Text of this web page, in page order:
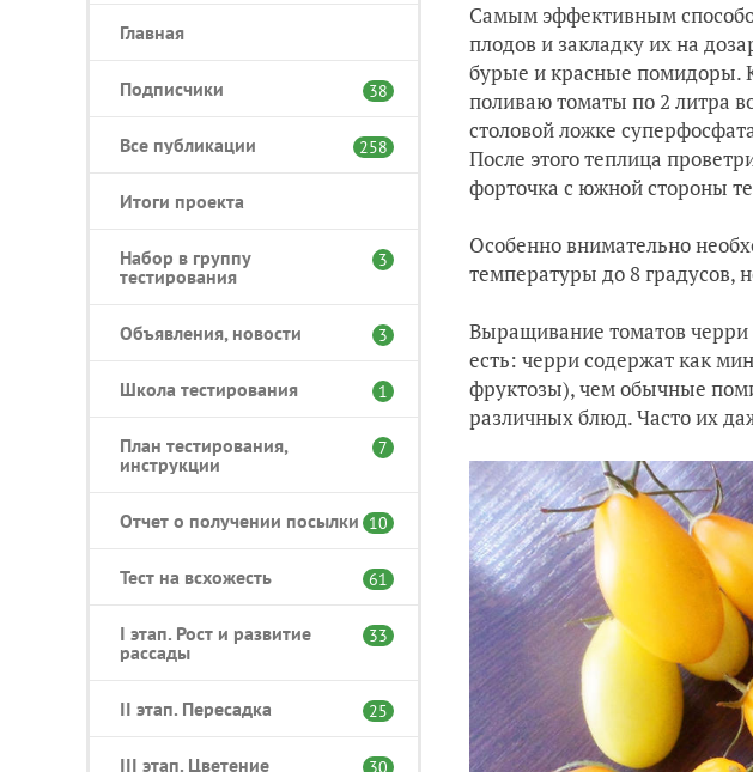
Главная
Подписчики 38
Все публикации 258
Итоги проекта
Набор в группу
тестирования
3
Объявления, новости 3
Школа тестирования 1
План тестирования,
инструкции
7
Отчет о получении посылки 10
Тест на всхожесть 61
I этап. Рост и развитие
рассады
33
II этап. Пересадка 25
III этап. Цветение 30
Самым эффективным
плодов и закладку их на
бурые и красные помидоры.
поливаю томаты по 2 литра
столовой ложке
После этого теплица
форточка с южной стороны
Особенно внимательно
температуры до 8 градусов,
Выращивание томатов черри
есть: черри содержат как
фруктозы), чем обычные
различных блюд. Часто их